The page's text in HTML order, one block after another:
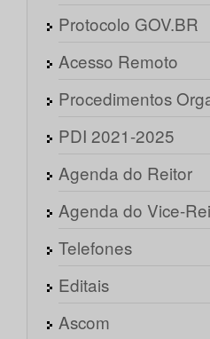
Protocolo GOV.BR
Acesso Remoto
Procedimentos
PDI 2021-2025
Agenda do Reitor
Agenda do Vice-
Telefones
Editais
Ascom